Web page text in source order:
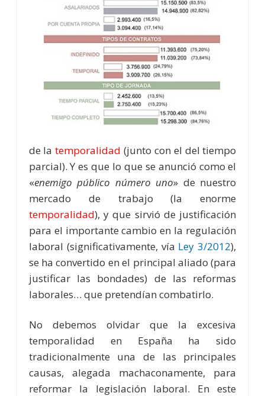
de latemporalidad (junto con el del tiempo
parcial). Y es que lo que se anunció como el
«enemigo público número uno» de nuestro
mercado de trabajo (la enorme
temporalidad), y que sirvió de justificación
para el importante cambio en la regulación
laboral (significativamente, vía Ley 3/2012),
se ha convertido en el principal aliado (para
justificar las bondades) de las reformas
laborales… que pretendían combatirlo.
No debemos olvidar que la excesiva
temporalidad en España ha sido
tradicionalmente una de las principales
causas, alegada machaconamente, para
reformar la legislación laboral. En este